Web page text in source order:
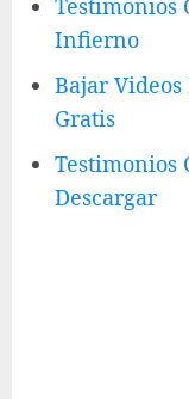
Testimonios
Infierno
Bajar
Gratis
Testimonios
Descargar